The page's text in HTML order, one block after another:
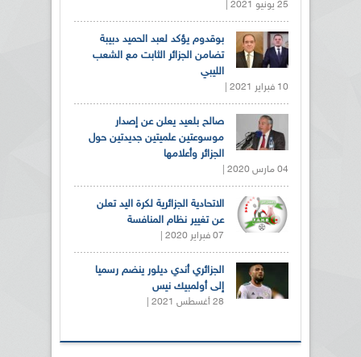
25 يونيو 2021 |
بوقدوم يؤكد لعبد الحميد دبيبة
تضامن الجزائر الثابت مع الشعب
الليبي
10 فبراير 2021 |
صالح بلعيد يعلن عن إصدار
موسوعتين علميتين جديدتين حول
الجزائر وأعلامها
04 مارس 2020 |
الاتحادية الجزائرية لكرة اليد تعلن
عن تغيير نظام المنافسة
07 فبراير 2020 |
الجزائري أندي ديلور ينضم رسميا
إلى أولمبيك نيس
28 أغسطس 2021 |